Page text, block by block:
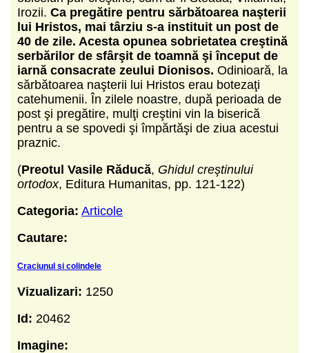
Irozii. Ca pregătire pentru sărbătoarea naşterii
lui Hristos, mai târziu s-a instituit un post de
40 de zile. Acesta opunea sobrietatea creştină
serbărilor de sfârşit de toamnă şi început de
iarnă consacrate zeului Dionisos. Odinioară, la
sărbătoarea naşterii lui Hristos erau botezaţi
catehumenii. În zilele noastre, după perioada de
post şi pregătire, mulţi creştini vin la biserică
pentru a se spovedi şi împărtăşi de ziua acestui
praznic.
(Preotul Vasile Răducă, Ghidul creştinului
ortodox, Editura Humanitas, pp. 121-122)
Categoria: Articole
Cautare:
Craciunul si colindele
Vizualizari: 1250
Id: 20462
Imagine: